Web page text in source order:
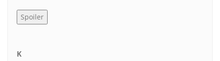
K